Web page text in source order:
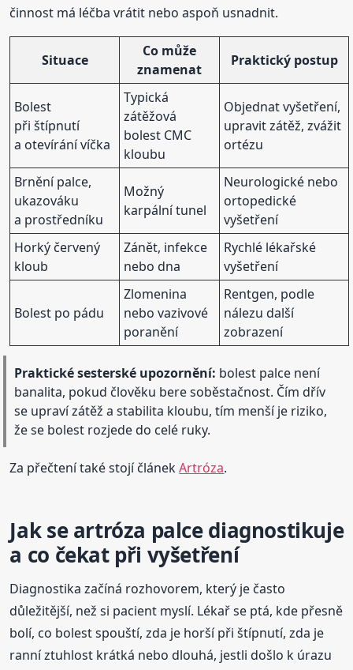
činnost má léčba vrátit nebo aspoň usnadnit.
Situace
Co může
znamenat
Praktický postup
Bolest
při štípnutí
a otevírání víčka
Typická
zátěžová
bolest CMC
kloubu
Objednat vyšetření,
upravit zátěž, zvážit
ortézu
Brnění palce,
ukazováku
a prostředníku
Možný
karpální tunel
Neurologické nebo
ortopedické
vyšetření
Horký červený
kloub
Zánět, infekce
nebo dna
Rychlé lékařské
vyšetření
Bolest po pádu
Zlomenina
nebo vazivové
poranění
Rentgen, podle
nálezu další
zobrazení
Praktické sesterské upozornění: bolest palce není
banalita, pokud člověku bere soběstačnost. Čím dřív
se upraví zátěž a stabilita kloubu, tím menší je riziko,
že se bolest rozjede do celé ruky.
Za přečtení také stojí článekArtróza.
Jak se artróza palce diagnostikuje
a co čekat při vyšetření
Diagnostika začíná rozhovorem, který je často
důležitější, než si pacient myslí. Lékař se ptá, kde přesně
bolí, co bolest spouští, zda je horší při štípnutí, zda je
ranní ztuhlost krátká nebo dlouhá, jestli došlo k úrazu